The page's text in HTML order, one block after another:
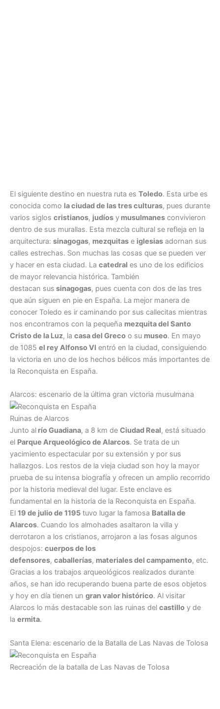
El siguiente destino en nuestra ruta es Toledo. Esta urbe es
conocida como la ciudad de las tres culturas, pues durante
varios siglos cristianos, judíos y musulmanes convivieron
dentro de sus murallas. Esta mezcla cultural se refleja en la
arquitectura: sinagogas, mezquitas e iglesias adornan sus
calles estrechas. Son muchas las cosas que se pueden ver
y hacer en esta ciudad. La catedral es uno de los edificios
de mayor relevancia histórica. También
destacan sus sinagogas, pues cuenta con dos de las tres
que aún siguen en pie en España. La mejor manera de
conocer Toledo es ir caminando por sus callecitas mientras
nos encontramos con la pequeña mezquita del Santo
Cristo de la Luz, la casa del Greco o su museo. En mayo
de 1085 el rey Alfonso VI entró en la ciudad, consiguiendo
la victoria en uno de los hechos bélicos más importantes de
la Reconquista en España.
Alarcos: escenario de la última gran victoria musulmana
Ruinas de Alarcos
Junto al río Guadiana, a 8 km de Ciudad Real, está situado
el Parque Arqueológico de Alarcos. Se trata de un
yacimiento espectacular por su extensión y por sus
hallazgos. Los restos de la vieja ciudad son hoy la mayor
prueba de su intensa biografía y ofrecen un amplio recorrido
por la historia medieval del lugar. Este enclave es
fundamental en la historia de la Reconquista en España.
El 19 de julio de 1195 tuvo lugar la famosa Batalla de
Alarcos. Cuando los almohades asaltaron la villa y
derrotaron a los cristianos, arrojaron a las fosas algunos
despojos: cuerpos de los
defensores, caballerías, materiales del campamento, etc.
Gracias a los trabajos arqueológicos realizados durante
años, se han ido recuperando buena parte de esos objetos
y hoy en día tienen un gran valor histórico. Al visitar
Alarcos lo más destacable son las ruinas del castillo y de
la ermita.
Santa Elena: escenario de la Batalla de Las Navas de Tolosa
Recreación de la batalla de Las Navas de Tolosa